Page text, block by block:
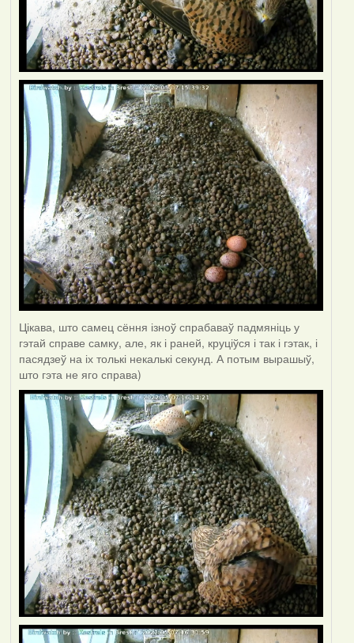
Цікава, што самец сёння ізноў спрабаваў падмяніць у
гэтай справе самку, але, як і раней, круціўся і так і гэтак, і
пасядзеў на іх толькі некалькі секунд. А потым вырашыў,
што гэта не яго справа)